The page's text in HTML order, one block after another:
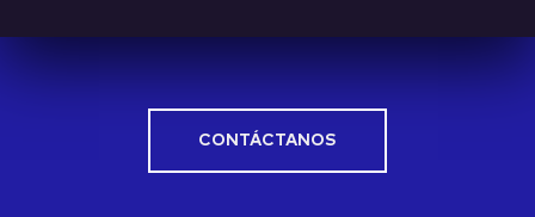
CONTÁCTANOS
CONTACT